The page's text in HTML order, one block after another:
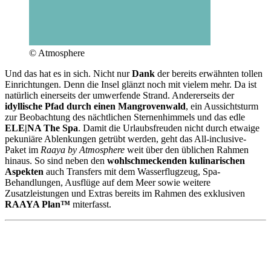
© Atmosphere
Und das hat es in sich. Nicht nurDank der bereits erwähnten tollen
Einrichtungen. Denn die Insel glänzt noch mit vielem mehr. Da ist
natürlich einerseits der umwerfende Strand. Andererseits der
idyllische Pfad durch einen Mangrovenwald, ein Aussichtsturm
zur Beobachtung des nächtlichen Sternenhimmels und das edle
ELE|NA The Spa. Damit die Urlaubsfreuden nicht durch etwaige
pekuniäre Ablenkungen getrübt werden, geht das All-inclusive-
Paket im Raaya by Atmosphere weit über den üblichen Rahmen
hinaus. So sind neben den wohlschmeckenden kulinarischen
Aspekten auch Transfers mit dem Wasserflugzeug, Spa-
Behandlungen, Ausflüge auf dem Meer sowie weitere
Zusatzleistungen und Extras bereits im Rahmen des exklusiven
RAAYA Plan™ miterfasst.